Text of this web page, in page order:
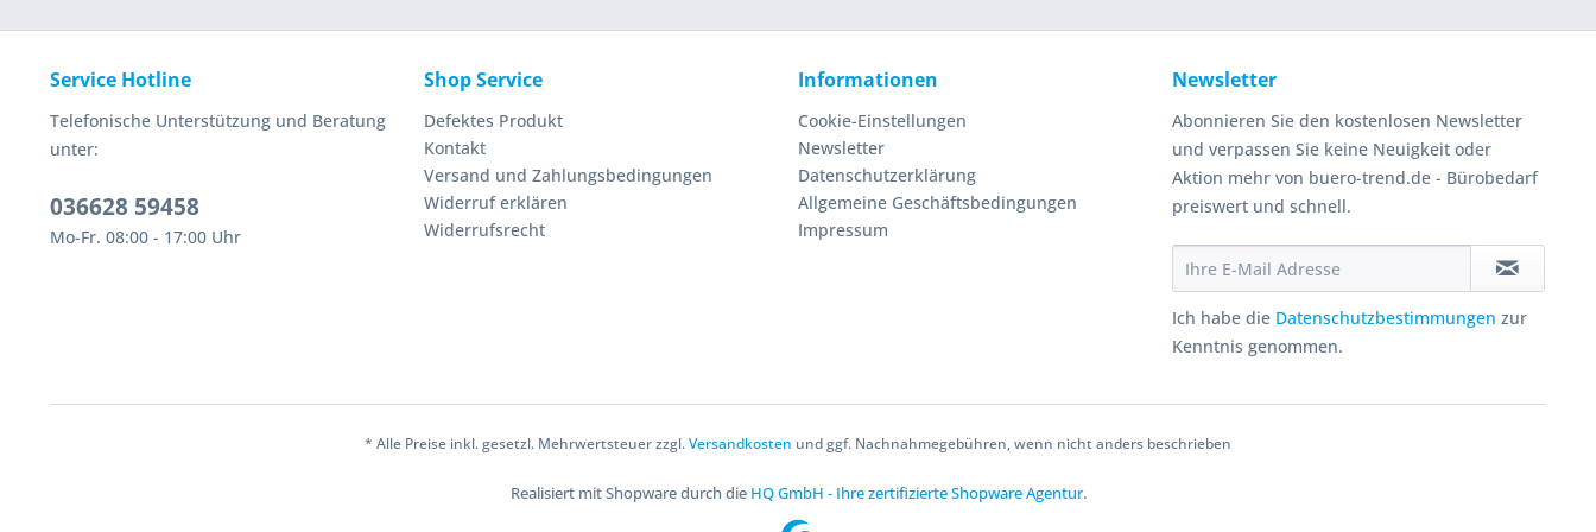
Service Hotline
Telefonische Unterstützung und Beratung
unter:
036628 59458
Mo-Fr. 08:00 - 17:00 Uhr
Shop Service
Defektes Produkt
Kontakt
Versand und Zahlungsbedingungen
Widerruf erklären
Widerrufsrecht
Informationen
Cookie-Einstellungen
Newsletter
Datenschutzerklärung
Allgemeine Geschäftsbedingungen
Impressum
Newsletter
Abonnieren Sie den kostenlosen Newsletter
und verpassen Sie keine Neuigkeit oder
Aktion mehr von buero-trend.de - Bürobedarf
preiswert und schnell.
Ich habe die Datenschutzbestimmungen zur
Kenntnis genommen.
* Alle Preise inkl. gesetzl. Mehrwertsteuer zzgl.Versandkosten und ggf. Nachnahmegebühren, wenn nicht anders beschrieben
Realisiert mit Shopware durch die HQ GmbH - Ihre zertifizierte Shopware Agentur.